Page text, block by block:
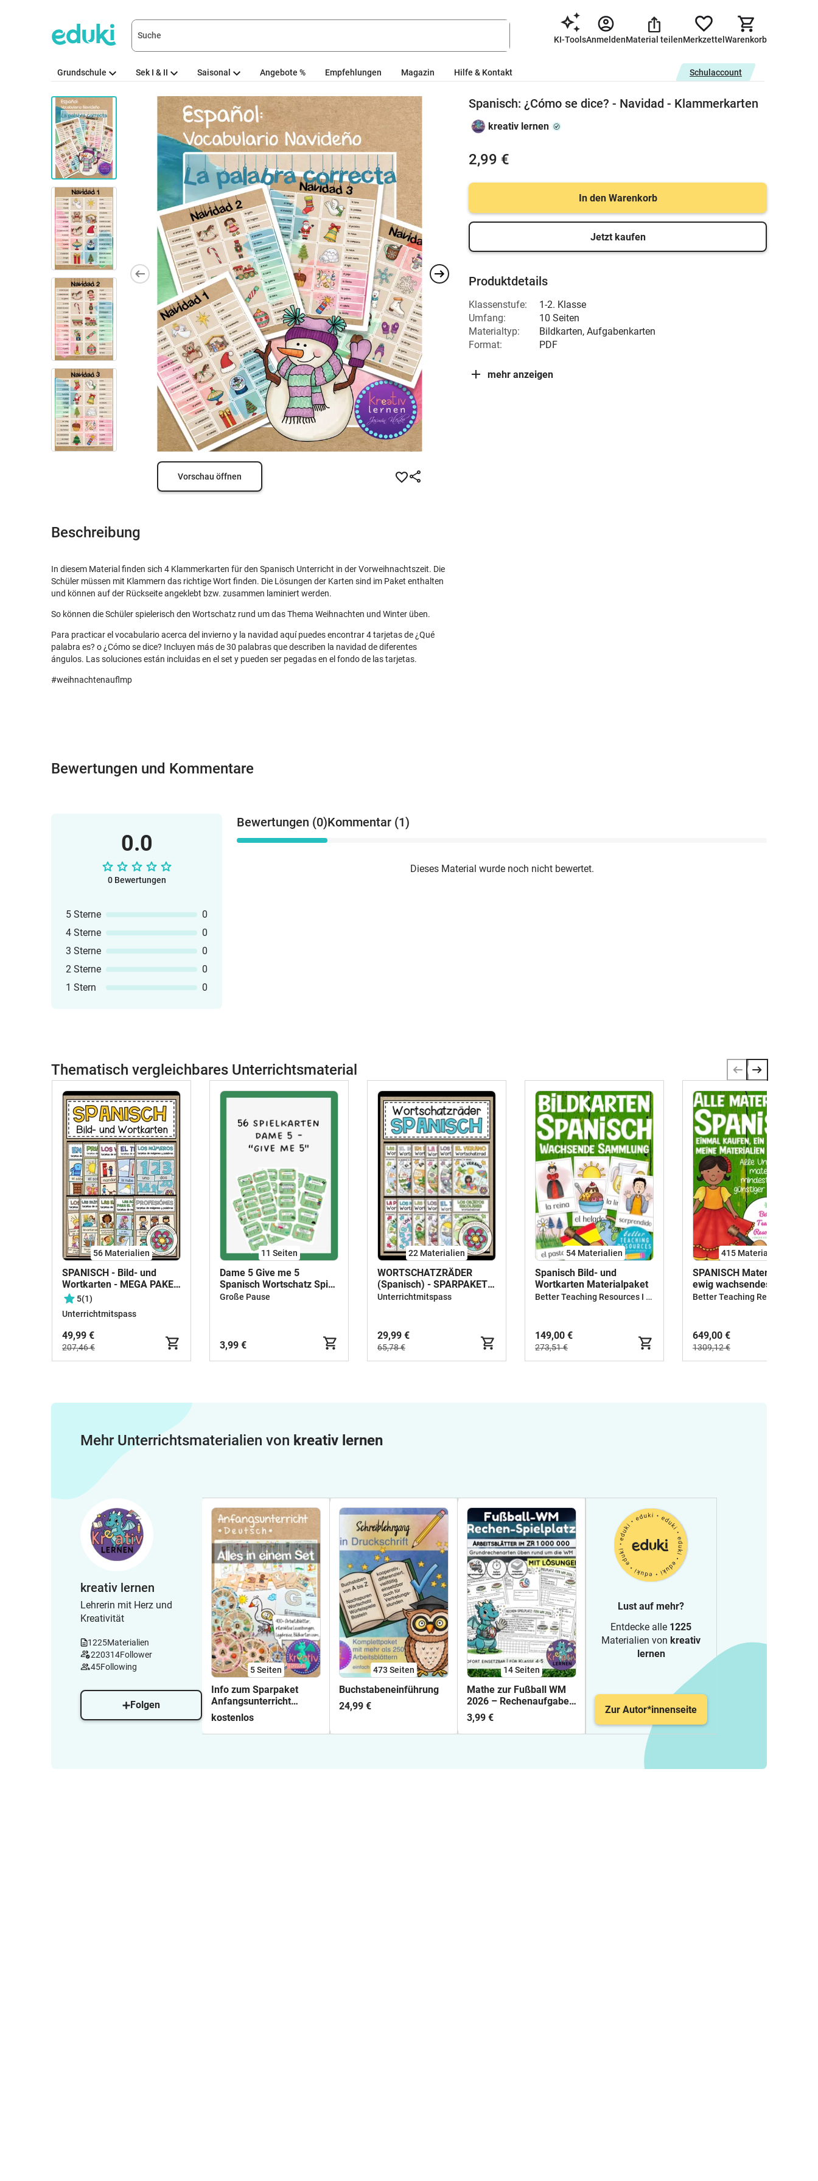
KI-ToolsAnmeldenMaterial teilenMerkzettel Warenkorb
Grundschule Sek I & II Saisonal Angebote % Empfehlungen Magazin Hilfe & Kontakt Schulaccount
Vorschau öffnen
Beschreibung
In diesem Material finden sich 4 Klammerkarten für den Spanisch Unterricht in der Vorweihnachtszeit. Die
Schüler müssen mit Klammern das richtige Wort finden. Die Lösungen der Karten sind im Paket enthalten
und können auf der Rückseite angeklebt bzw. zusammen laminiert werden.
So können die Schüler spielerisch den Wortschatz rund um das Thema Weihnachten und Winter üben.
Para practicar el vocabulario acerca del invierno y la navidad aquí puedes encontrar 4 tarjetas de ¿Qué
palabra es? o ¿Cómo se dice? Incluyen más de 30 palabras que describen la navidad de diferentes
ángulos. Las soluciones están incluidas en el set y pueden ser pegadas en el fondo de las tarjetas.
#weihnachtenauflmp
Spanisch: ¿Cómo se dice? - Navidad - Klammerkarten
kreativ lernen
2,99 €
In den Warenkorb
Jetzt kaufen
Produktdetails
Klassenstufe:
1-2. Klasse
Umfang:
10 Seiten
Materialtyp:
Bildkarten, Aufgabenkarten
Format:
PDF
mehr anzeigen
Bewertungen und Kommentare
0.0
0 Bewertungen
5 Sterne
0
4 Sterne
0
3 Sterne
0
2 Sterne
0
1 Stern
0
Bewertungen (0)Kommentar (1)
Dieses Material wurde noch nicht bewertet.
Thematisch vergleichbares Unterrichtsmaterial
56 Materialien
SPANISCH - Bild- und
Wortkarten - MEGA PAKET
(wachsendes Paket)
5(1)
Unterrichtmitspass
49,99 €
207,46 €
11 Seiten
Dame 5 Give me 5
Spanisch Wortschatz Spiel
Übung Lernspiel
Große Pause
3,99 €
22 Materialien
WORTSCHATZRÄDER
(Spanisch) - SPARPAKET
(wachsendes Paket)
Unterrichtmitspass
29,99 €
65,78 €
54 Materialien
Spanisch Bild- und
Wortkarten Materialpaket
Better Teaching Resources I Cindy Seidler
149,00 €
273,51 €
415 Materialien
SPANISCH Materialpaket -
ewig wachsendes Bundle
649,00 €
1309,12 €
Mehr Unterrichtsmaterialien von kreativ lernen
kreativ lernen
Lehrerin mit Herz und
Kreativität
1225Materialien
220314Follower
45Following
Folgen
5Seiten
Info zum Sparpaket
Anfangsunterricht
Deutsch Klasse 1 - XXL
kostenlos
473 Seiten
Buchstabeneinführung
24,99 €
14Seiten
Mathe zur Fußball WM
2026 – Rechenaufgaben
im Zahlenraum bis
1.000.000 |
Sachaufgaben &
3,99 €
Lust auf mehr?
Entdecke alle 1225
Materialien von kreativ
lernen
Zur Autor*innenseite